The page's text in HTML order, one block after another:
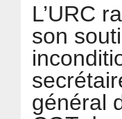
L’URC
son
général